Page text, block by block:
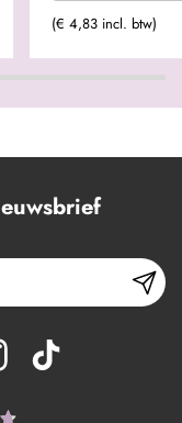
(€ 4,83 incl. btw)